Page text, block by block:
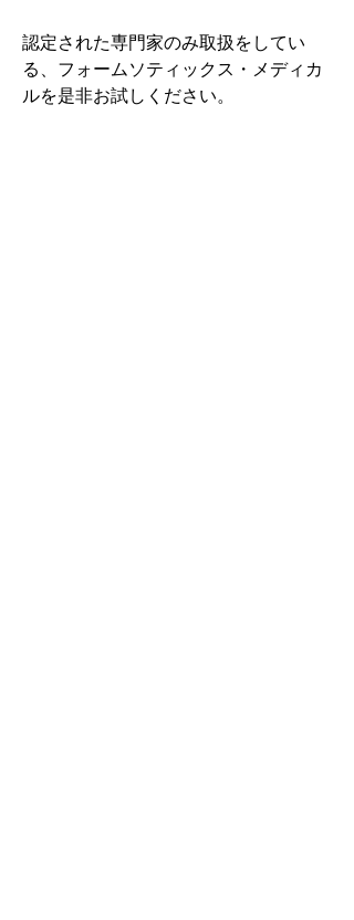
認定された専門家のみ取扱をしてい
る、フォームソティックス・メディカ
ルを是非お試しください。